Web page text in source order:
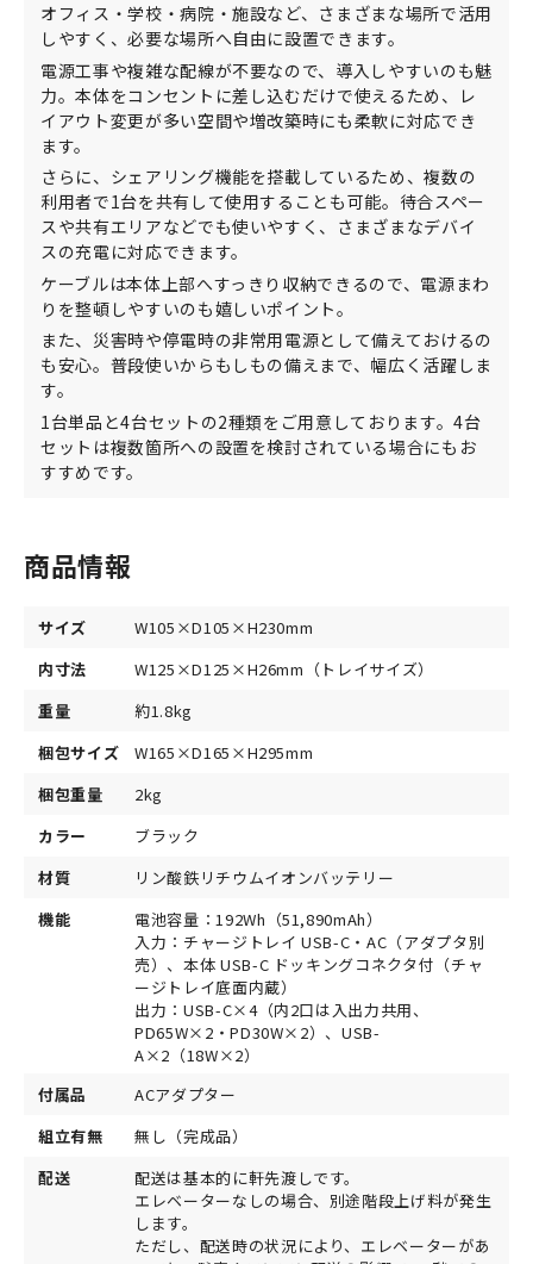
オフィス・学校・病院・施設など、さまざまな場所で活用
しやすく、必要な場所へ自由に設置できます。
電源工事や複雑な配線が不要なので、導入しやすいのも魅
力。本体をコンセントに差し込むだけで使えるため、レ
イアウト変更が多い空間や増改築時にも柔軟に対応でき
ます。
さらに、シェアリング機能を搭載しているため、複数の
利用者で1台を共有して使用することも可能。待合スペー
スや共有エリアなどでも使いやすく、さまざまなデバイ
スの充電に対応できます。
ケーブルは本体上部へすっきり収納できるので、電源まわ
りを整頓しやすいのも嬉しいポイント。
また、災害時や停電時の非常用電源として備えておけるの
も安心。普段使いからもしもの備えまで、幅広く活躍しま
す。
1台単品と4台セットの2種類をご用意しております。4台
セットは複数箇所への設置を検討されている場合にもお
すすめです。
商品情報
サイズ
W105×D105×H230mm
内寸法
W125×D125×H26mm（トレイサイズ）
重量
約1.8kg
梱包サイズ
W165×D165×H295mm
梱包重量
2kg
カラー
ブラック
材質
リン酸鉄リチウムイオンバッテリー
機能
電池容量：192Wh（51,890mAh）
入力：チャージトレイ USB-C・AC（アダプタ別
売）、本体 USB-C ドッキングコネクタ付（チャ
ージトレイ底面内蔵）
出力：USB-C×4（内2口は入出力共用、
PD65W×2・PD30W×2）、USB-
A×2（18W×2）
付属品
ACアダプター
組立有無
無し（完成品）
配送
配送は基本的に軒先渡しです。
エレベーターなしの場合、別途階段上げ料が発生
します。
ただし、配送時の状況により、エレベーターがあ